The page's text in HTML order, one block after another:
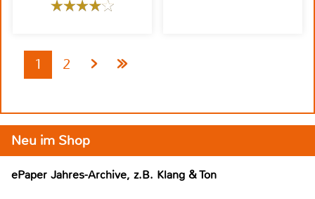
1 2
Neu im Shop
ePaper Jahres-Archive, z.B. Klang & Ton